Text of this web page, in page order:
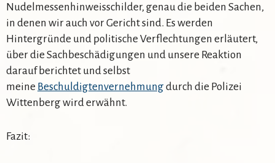
Nudelmessenhinweisschilder, genau die beiden Sachen,
in denen wir auch vor Gericht sind. Es werden
Hintergründe und politische Verflechtungen erläutert,
über die Sachbeschädigungen und unsere Reaktion
darauf berichtet und selbst
meine Beschuldigtenvernehmungdurch die Polizei
Wittenberg wird erwähnt.
Fazit: